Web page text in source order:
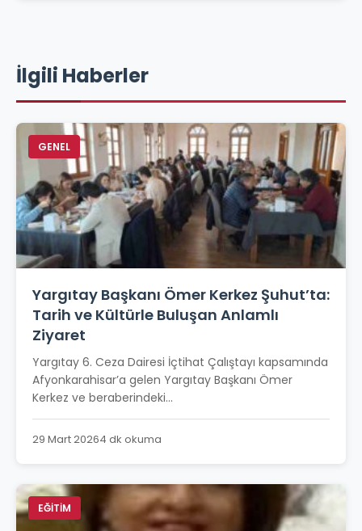
İlgili Haberler
GENEL
Yargıtay Başkanı Ömer Kerkez Şuhut’ta:
Tarih ve Kültürle Buluşan Anlamlı
Ziyaret
Yargıtay 6. Ceza Dairesi İçtihat Çalıştayı kapsamında
Afyonkarahisar’a gelen Yargıtay Başkanı Ömer
Kerkez ve beraberindeki...
29 Mart 20264 dk okuma
EĞİTİM